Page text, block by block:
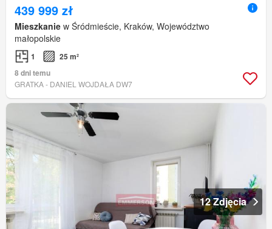
439 999 zł
Mieszkanie w Śródmieście, Kraków, Województwo
małopolskie
1
25 m²
8 dni temu
GRATKA - DANIEL WOJDAŁA DW7
12 Zdjęcia